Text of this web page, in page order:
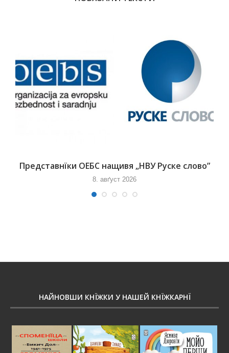
Представнїки ОЕБС нащивя „НВУ Руске слово”
8. авґуст 2026
НАЙНОВШИ КНЇЖКИ У НАШЕЙ КНЇЖКАРНЇ